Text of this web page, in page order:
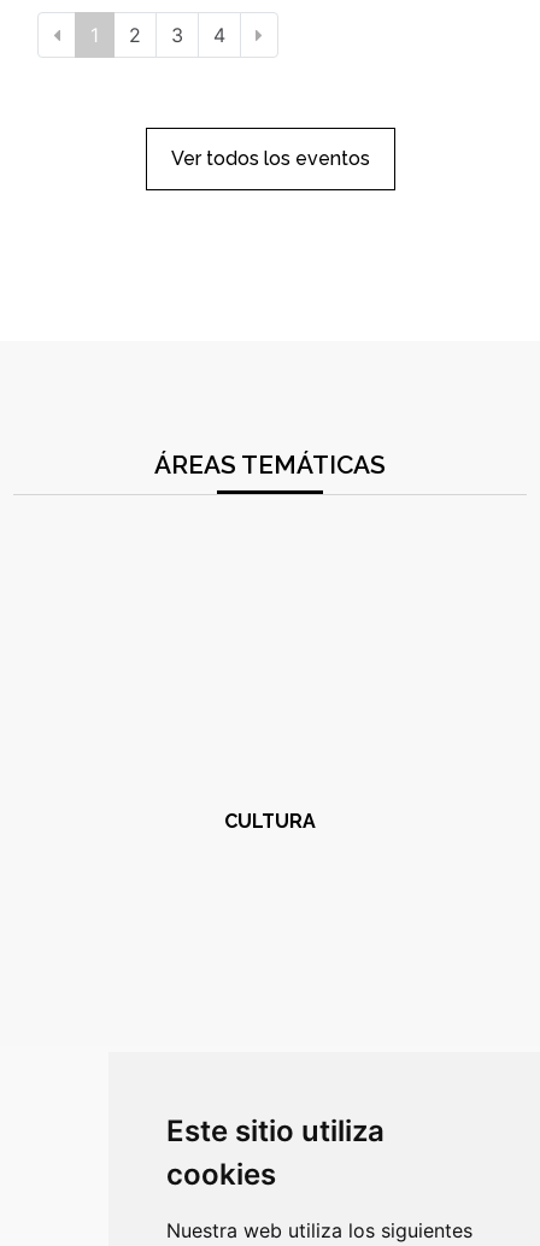
Este sitio utiliza
cookies
Nuestra web utiliza los siguientes
1 2 3 4
Ver todos los eventos
ÁREAS TEMÁTICAS
CULTURA
DEPORTES